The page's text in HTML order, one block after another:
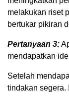
melakukan riset
bertukar pikiran
Pertanyaan 3:
mendapatkan
Setelah
tindakan segera.